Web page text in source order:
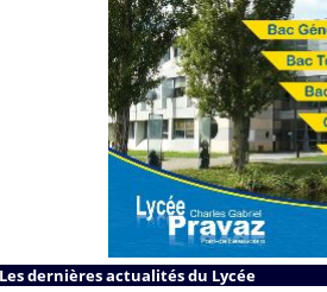
Les dernières actualités du Lycée